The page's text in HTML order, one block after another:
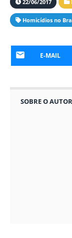
22/06/2017
Homicídios no
E-MAIL
SOBRE O AUTOR